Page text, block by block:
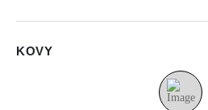
KOVY